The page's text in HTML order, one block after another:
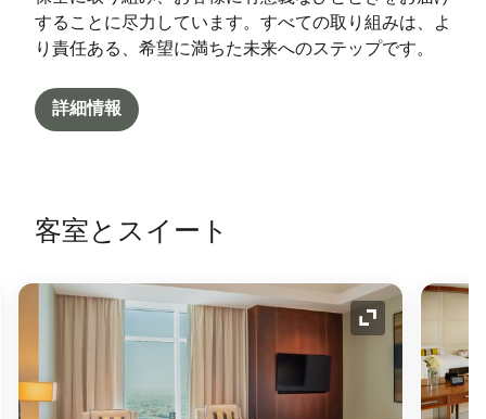
することに尽力しています。すべての取り組みは、よ
り責任ある、希望に満ちた未来へのステップです。
詳細情報
客室とスイート
アイコンの拡